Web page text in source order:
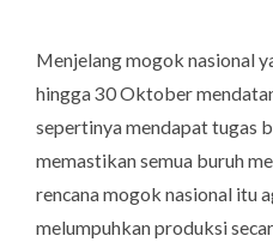
Menjelang mogok nasional
hingga 30 Oktober
sepertinya mendapat tugas
memastikan semua buruh
rencana mogok nasional itu
melumpuhkan produksi